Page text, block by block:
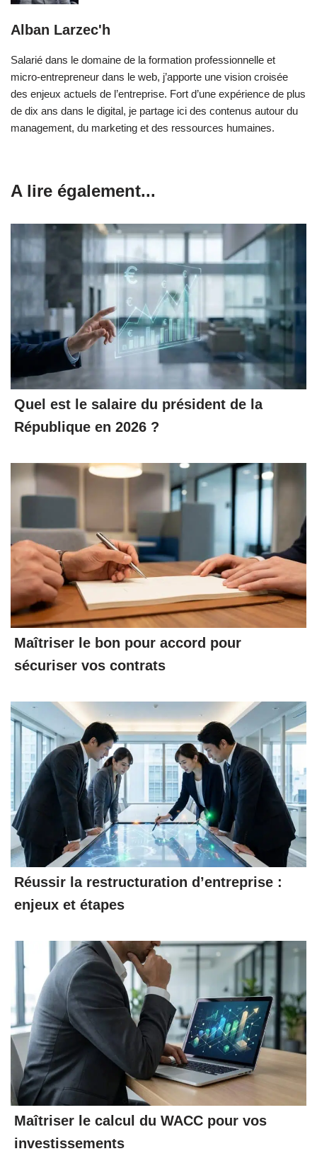
Alban Larzec'h
Salarié dans le domaine de la formation professionnelle et
micro-entrepreneur dans le web, j’apporte une vision croisée
des enjeux actuels de l’entreprise. Fort d’une expérience de plus
de dix ans dans le digital, je partage ici des contenus autour du
management, du marketing et des ressources humaines.
A lire également...
Quel est le salaire du président de la
République en 2026 ?
Maîtriser le bon pour accord pour
sécuriser vos contrats
Réussir la restructuration d’entreprise :
enjeux et étapes
Maîtriser le calcul du WACC pour vos
investissements